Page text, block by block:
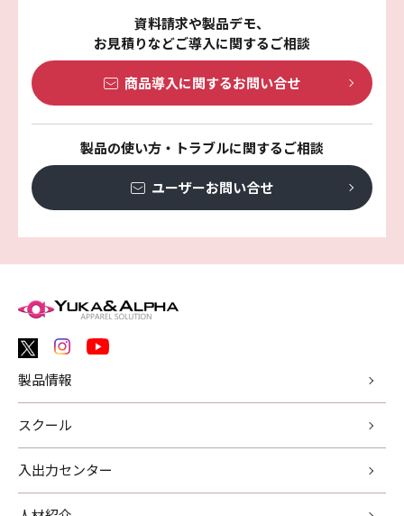
資料請求や製品デモ、
お見積りなどご導入に関するご相談
商品導入に関するお問い合せ
製品の使い方・トラブルに関するご相談
ユーザーお問い合せ
製品情報
スクール
入出力センター